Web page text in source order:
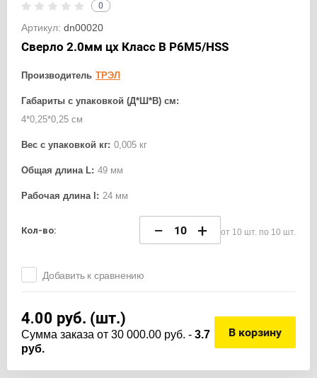
0
Артикул: dn00020
Сверло 2.0мм цх Класс В Р6М5/HSS
Производитель ТРЭЛ
Габариты с упаковкой (Д*Ш*В) см:
4*0,25*0,25 см
Вес с упаковкой кг: 0,005 кг
Общая длина L: 49 мм
Рабочая длина l: 24 мм
Кол-во: − + от 10 шт. по 10 шт.
Добавить к сравнению
4.00 руб. (шт.)
Cумма заказа от 30 000.00 руб. - 3.7
руб.
В корзину